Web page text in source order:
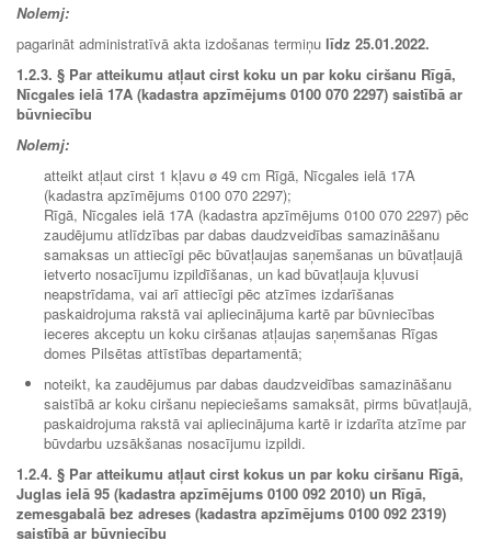
Nolemj:
pagarināt administratīvā akta izdošanas termiņu līdz 25.01.2022.
1.2.3. § Par atteikumu atļaut cirst koku un par koku ciršanu Rīgā,
Nīcgales ielā 17A (kadastra apzīmējums 0100 070 2297) saistībā ar
būvniecību
Nolemj:
atteikt atļaut cirst 1 kļavu ø 49 cm Rīgā, Nīcgales ielā 17A
(kadastra apzīmējums 0100 070 2297);
Rīgā, Nīcgales ielā 17A (kadastra apzīmējums 0100 070 2297) pēc
zaudējumu atlīdzības par dabas daudzveidības samazināšanu
samaksas un attiecīgi pēc būvatļaujas saņemšanas un būvatļaujā
ietverto nosacījumu izpildīšanas, un kad būvatļauja kļuvusi
neapstrīdama, vai arī attiecīgi pēc atzīmes izdarīšanas
paskaidrojuma rakstā vai apliecinājuma kartē par būvniecības
ieceres akceptu un koku ciršanas atļaujas saņemšanas Rīgas
domes Pilsētas attīstības departamentā;
noteikt, ka zaudējumus par dabas daudzveidības samazināšanu
saistībā ar koku ciršanu nepieciešams samaksāt, pirms būvatļaujā,
paskaidrojuma rakstā vai apliecinājuma kartē ir izdarīta atzīme par
būvdarbu uzsākšanas nosacījumu izpildi.
1.2.4. § Par atteikumu atļaut cirst kokus un par koku ciršanu Rīgā,
Juglas ielā 95 (kadastra apzīmējums 0100 092 2010) un Rīgā,
zemesgabalā bez adreses (kadastra apzīmējums 0100 092 2319)
saistībā ar būvniecību